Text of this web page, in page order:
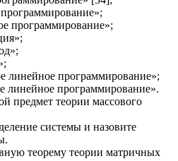
программирование»;
линейное программирование»;
линейное программирование».
предмет теории массового
системы и назовите
теорему теории матричных